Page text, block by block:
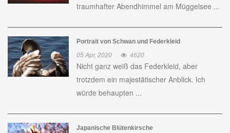
traumhafter Abendhimmel am Müggelsee ...
Portrait von Schwan und Federkleid
05 Apr, 2020 4620
Nicht ganz weiß das Federkleid, aber
trotzdem ein majestätischer Anblick. Ich
würde behaupten ...
Japanische Blütenkirsche